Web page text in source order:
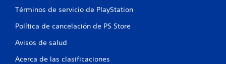
Términos de servicio de PlayStation
Política de cancelación de PS Store
Avisos de salud
Acerca de las clasificaciones